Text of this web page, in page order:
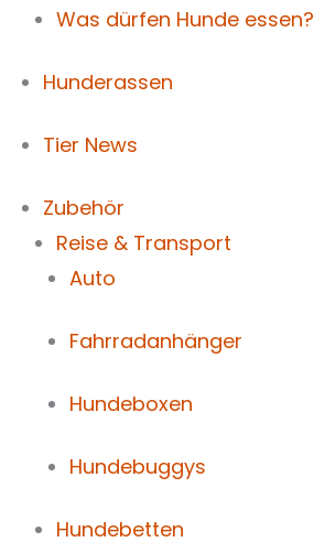
Was dürfen Hunde essen?
Hunderassen
Tier News
Zubehör
Reise & Transport
Auto
Fahrradanhänger
Hundeboxen
Hundebuggys
Hundebetten